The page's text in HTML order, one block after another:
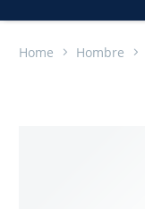
Home Hombre